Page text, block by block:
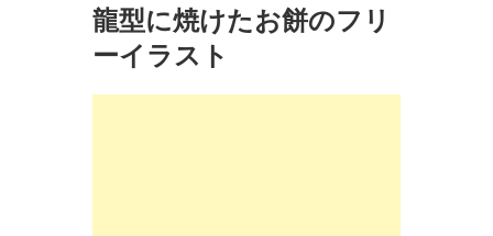
龍型に焼けたお餅のフリ
ーイラスト